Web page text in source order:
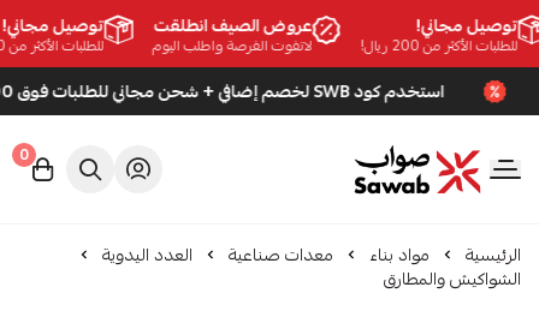
توصيل مجاني!
للطلبات الأكثر من 200 ريال!
عروض الصيف انطلقت
لاتفوت الفرصة واطلب اليوم
توصيل مجاني!
للطلبات الأكثر من 200 ريال!
استخدم كود SWB لخصم إضافي + شحن مجاني للطلبات فوق 200 ريال
صواب
0
الرئيسية مواد بناء معدات صناعية العدد اليدوية
الشواكيش والمطارق